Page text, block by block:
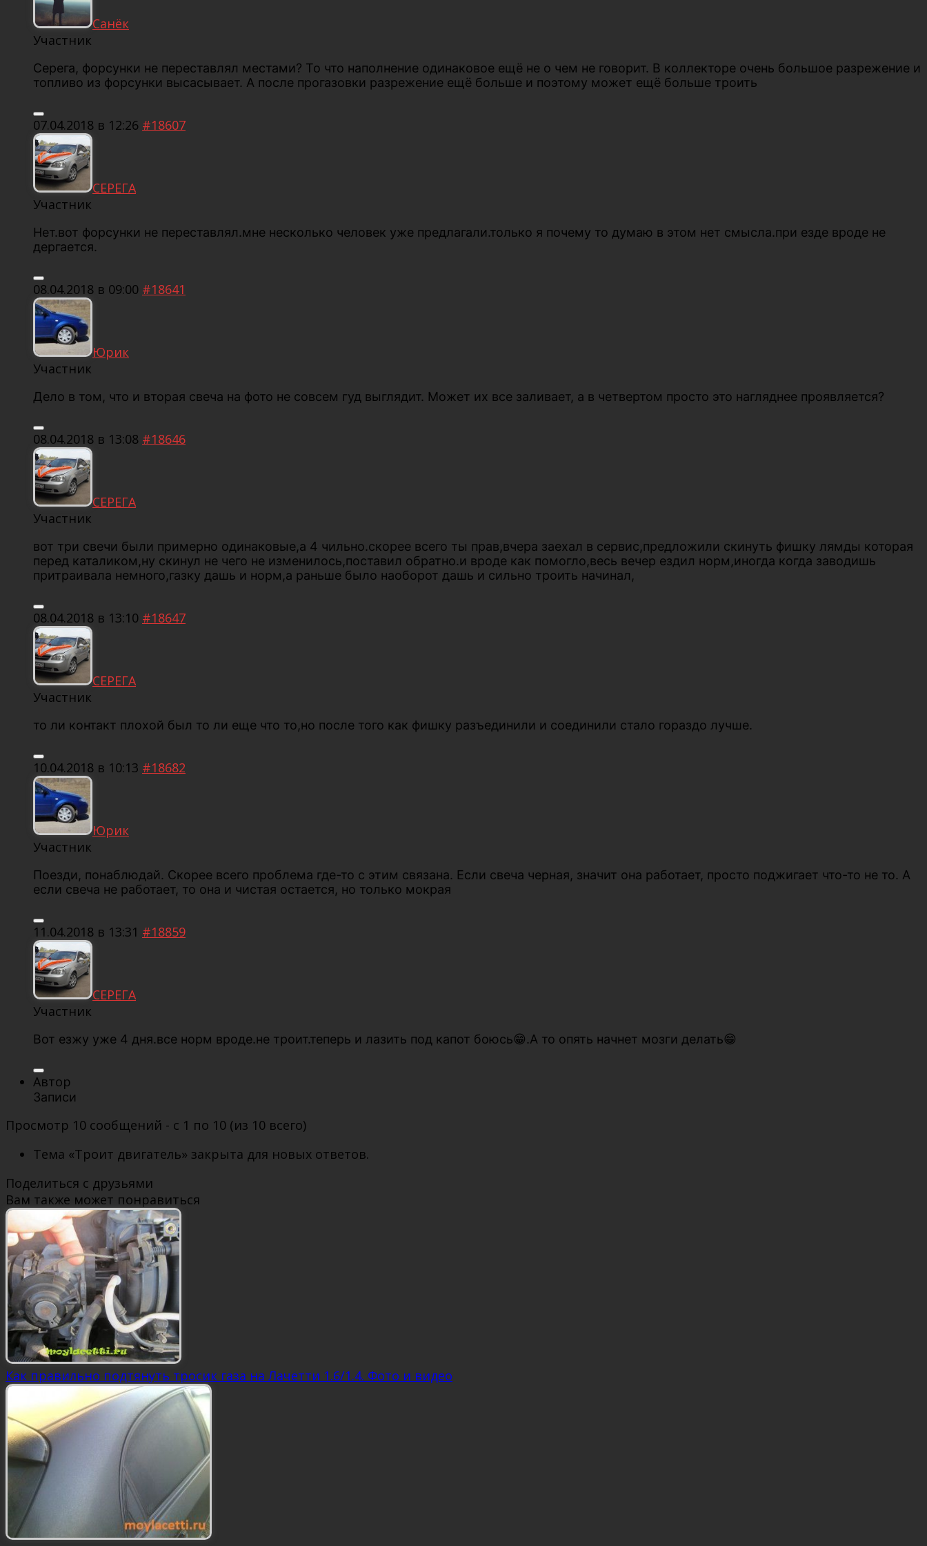
Санёк
Участник
Серега, форсунки не переставлял местами? То что наполнение одинаковое ещё не о чем не говорит. В коллекторе очень большое разрежение и
топливо из форсунки высасывает. А после прогазовки разрежение ещё больше и поэтому может ещё больше троить
07.04.2018 в 12:26 #18607
СЕРЕГА
Участник
Нет.вот форсунки не переставлял.мне несколько человек уже предлагали.только я почему то думаю в этом нет смысла.при езде вроде не
дергается.
08.04.2018 в 09:00 #18641
Юрик
Участник
Дело в том, что и вторая свеча на фото не совсем гуд выглядит. Может их все заливает, а в четвертом просто это нагляднее проявляется?
08.04.2018 в 13:08 #18646
СЕРЕГА
Участник
вот три свечи были примерно одинаковые,а 4 чильно.скорее всего ты прав,вчера заехал в сервис,предложили скинуть фишку лямды которая
перед каталиком,ну скинул не чего не изменилось,поставил обратно.и вроде как помогло,весь вечер ездил норм,иногда когда заводишь
притраивала немного,газку дашь и норм,а раньше было наоборот дашь и сильно троить начинал,
08.04.2018 в 13:10 #18647
СЕРЕГА
Участник
то ли контакт плохой был то ли еще что то,но после того как фишку разъединили и соединили стало гораздо лучше.
10.04.2018 в 10:13 #18682
Юрик
Участник
Поезди, понаблюдай. Скорее всего проблема где-то с этим связана. Если свеча черная, значит она работает, просто поджигает что-то не то. А
если свеча не работает, то она и чистая остается, но только мокрая
11.04.2018 в 13:31 #18859
СЕРЕГА
Участник
Вот езжу уже 4 дня.все норм вроде.не троит.теперь и лазить под капот боюсь😁.А то опять начнет мозги делать😁
Автор
Записи
Просмотр 10 сообщений - с 1 по 10 (из 10 всего)
Тема «Троит двигатель» закрыта для новых ответов.
Поделиться с друзьями
Вам также может понравиться
Как правильно подтянуть тросик газа на Лачетти 1.6/1.4. Фото и видео